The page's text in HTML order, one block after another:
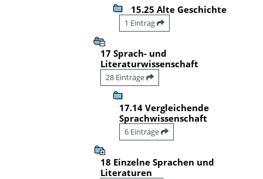
15.25 Alte Geschichte
1 Eintrag
17 Sprach- und
Literaturwissenschaft
28 Einträge
17.14 Vergleichende
Sprachwissenschaft
6 Einträge
18 Einzelne Sprachen und
Literaturen